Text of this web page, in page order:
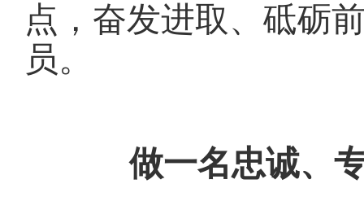
点，奋发进取、砥砺
员。
做一名忠诚、